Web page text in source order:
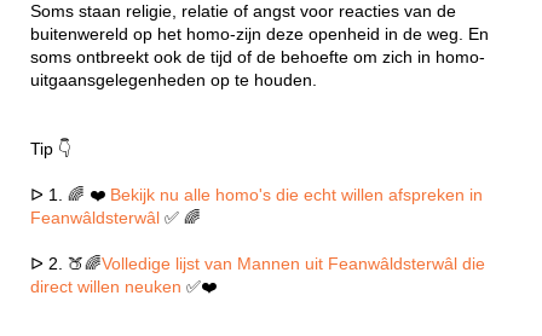
Soms staan religie, relatie of angst voor reacties van de
buitenwereld op het homo-zijn deze openheid in de weg. En
soms ontbreekt ook de tijd of de behoefte om zich in homo-
uitgaansgelegenheden op te houden.
Tip 👇
ᐅ 1. 🌈 ❤️ Bekijk nu alle homo's die echt willen afspreken in
Feanwâldsterwâl ✅ 🌈
ᐅ 2. 🍑🌈Volledige lijst van Mannen uit Feanwâldsterwâl die
direct willen neuken ✅❤️